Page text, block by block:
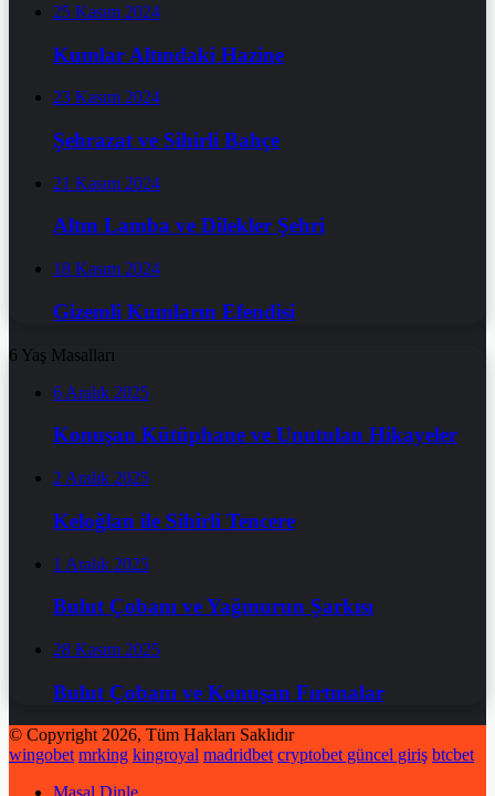
25 Kasım 2024
Kumlar Altındaki Hazine
23 Kasım 2024
Şehrazat ve Sihirli Bahçe
21 Kasım 2024
Altın Lamba ve Dilekler Şehri
18 Kasım 2024
Gizemli Kumların Efendisi
6 Yaş Masalları
6 Aralık 2025
Konuşan Kütüphane ve Unutulan Hikayeler
2 Aralık 2025
Keloğlan ile Sihirli Tencere
1 Aralık 2025
Bulut Çobanı ve Yağmurun Şarkısı
28 Kasım 2025
Bulut Çobanı ve Konuşan Fırtınalar
© Copyright 2026, Tüm Hakları Saklıdır
wingobet mrking kingroyal madridbet cryptobet güncel giriş btcbet